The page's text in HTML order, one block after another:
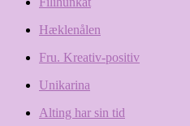
Hæklenålen
Fru. Kreativ-positiv
Unikarina
Alting har sin tid